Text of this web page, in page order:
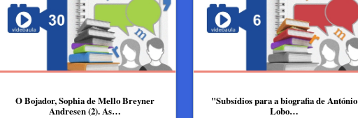
O Bojador, Sophia de Mello Breyner
Andresen (2). As…
"Subsídios para a biografia de António
Lobo…